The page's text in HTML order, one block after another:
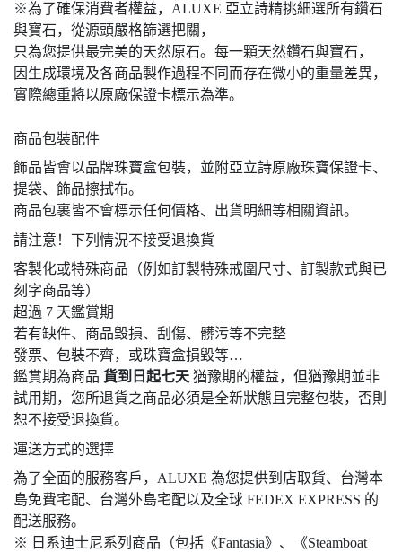
※為了確保消費者權益，ALUXE 亞立詩精挑細選所有鑽石
與寶石，從源頭嚴格篩選把關，
只為您提供最完美的天然原石。每一顆天然鑽石與寶石，
因生成環境及各商品製作過程不同而存在微小的重量差異，
實際總重將以原廠保證卡標示為準。
商品包裝配件
飾品皆會以品牌珠寶盒包裝，並附亞立詩原廠珠寶保證卡、
提袋、飾品擦拭布。
商品包裹皆不會標示任何價格、出貨明細等相關資訊。
請注意！下列情況不接受退換貨
客製化或特殊商品（例如訂製特殊戒圍尺寸、訂製款式與已
刻字商品等）
超過 7 天鑑賞期
若有缺件、商品毀損、刮傷、髒污等不完整
發票、包裝不齊，或珠寶盒損毀等…
鑑賞期為商品 貨到日起七天 猶豫期的權益，但猶豫期並非
試用期，您所退貨之商品必須是全新狀態且完整包裝，否則
恕不接受退換貨。
運送方式的選擇
為了全面的服務客戶，ALUXE 為您提供到店取貨、台灣本
島免費宅配、台灣外島宅配以及全球 FEDEX EXPRESS 的
配送服務。
※ 日系迪士尼系列商品（包括《Fantasia》、《Steamboat